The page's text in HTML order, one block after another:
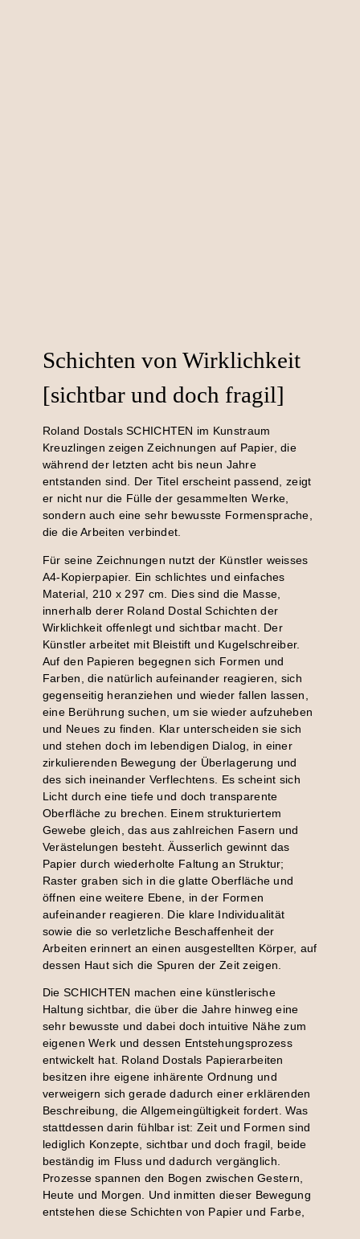
Schichten von Wirklichkeit
[sichtbar und doch fragil]
Roland Dostals SCHICHTEN im Kunstraum
Kreuzlingen zeigen Zeichnungen auf Papier, die
während der letzten acht bis neun Jahre
entstanden sind. Der Titel erscheint passend, zeigt
er nicht nur die Fülle der gesammelten Werke,
sondern auch eine sehr bewusste Formensprache,
die die Arbeiten verbindet.
Für seine Zeichnungen nutzt der Künstler weisses
A4-Kopierpapier. Ein schlichtes und einfaches
Material, 210 x 297 cm. Dies sind die Masse,
innerhalb derer Roland Dostal Schichten der
Wirklichkeit offenlegt und sichtbar macht. Der
Künstler arbeitet mit Bleistift und Kugelschreiber.
Auf den Papieren begegnen sich Formen und
Farben, die natürlich aufeinander reagieren, sich
gegenseitig heranziehen und wieder fallen lassen,
eine Berührung suchen, um sie wieder aufzuheben
und Neues zu finden. Klar unterscheiden sie sich
und stehen doch im lebendigen Dialog, in einer
zirkulierenden Bewegung der Überlagerung und
des sich ineinander Verflechtens. Es scheint sich
Licht durch eine tiefe und doch transparente
Oberfläche zu brechen. Einem strukturiertem
Gewebe gleich, das aus zahlreichen Fasern und
Verästelungen besteht. Äusserlich gewinnt das
Papier durch wiederholte Faltung an Struktur;
Raster graben sich in die glatte Oberfläche und
öffnen eine weitere Ebene, in der Formen
aufeinander reagieren. Die klare Individualität
sowie die so verletzliche Beschaffenheit der
Arbeiten erinnert an einen ausgestellten Körper, auf
dessen Haut sich die Spuren der Zeit zeigen.
Die SCHICHTEN machen eine künstlerische
Haltung sichtbar, die über die Jahre hinweg eine
sehr bewusste und dabei doch intuitive Nähe zum
eigenen Werk und dessen Entstehungsprozess
entwickelt hat. Roland Dostals Papierarbeiten
besitzen ihre eigene inhärente Ordnung und
verweigern sich gerade dadurch einer erklärenden
Beschreibung, die Allgemeingültigkeit fordert. Was
stattdessen darin fühlbar ist: Zeit und Formen sind
lediglich Konzepte, sichtbar und doch fragil, beide
beständig im Fluss und dadurch vergänglich.
Prozesse spannen den Bogen zwischen Gestern,
Heute und Morgen. Und inmitten dieser Bewegung
entstehen diese Schichten von Papier und Farbe,